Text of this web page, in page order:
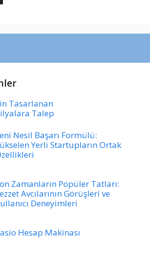
Tasarlanan
Talep
Nesil Başarı Formülü:
Yerli Startupların Ortak
Zamanların Popüler Tatları:
Avcılarının Görüşleri ve
Deneyimleri
Hesap Makinası